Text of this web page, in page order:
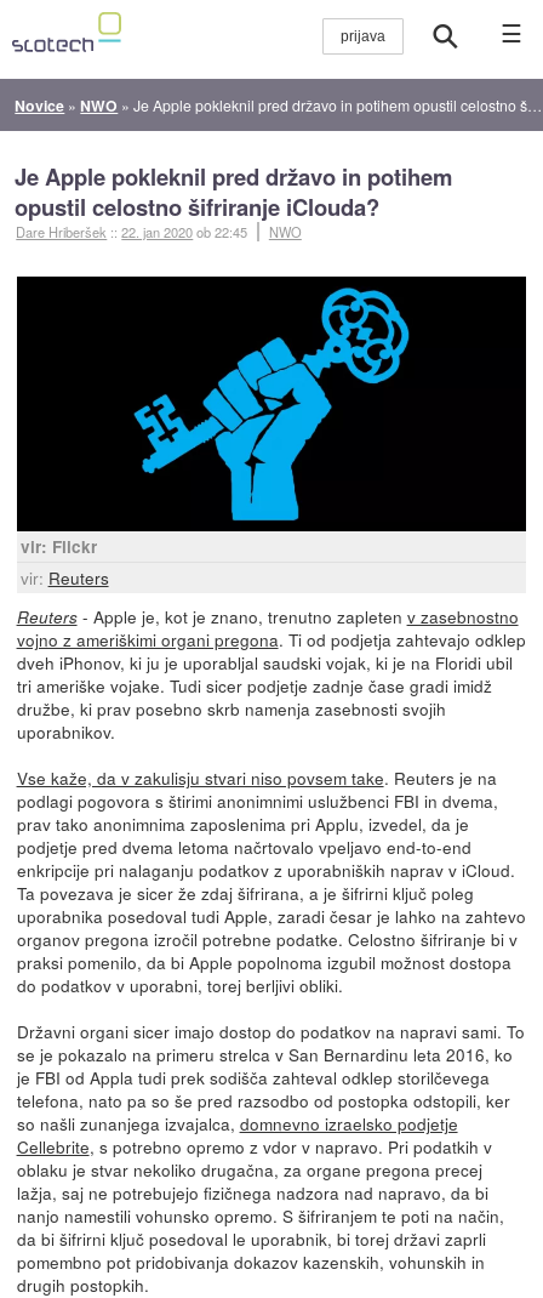
☰
Novice » NWO »Je Apple pokleknil pred državo in potihem opustil celostno šifriranje iClouda?
Je Apple pokleknil pred državo in potihem
opustil celostno šifriranje iClouda?
Dare Hriberšek ::22. jan 2020ob 22:45 NWO
vir: Flickr
vir: Reuters
Reuters- Apple je, kot je znano, trenutno zapleten v zasebnostno
vojno z ameriškimi organi pregona. Ti od podjetja zahtevajo odklep
dveh iPhonov, ki ju je uporabljal saudski vojak, ki je na Floridi ubil
tri ameriške vojake. Tudi sicer podjetje zadnje čase gradi imidž
družbe, ki prav posebno skrb namenja zasebnosti svojih
uporabnikov.
Vse kaže, da v zakulisju stvari niso povsem take. Reuters je na
podlagi pogovora s štirimi anonimnimi uslužbenci FBI in dvema,
prav tako anonimnima zaposlenima pri Applu, izvedel, da je
podjetje pred dvema letoma načrtovalo vpeljavo end-to-end
enkripcije pri nalaganju podatkov z uporabniških naprav v iCloud.
Ta povezava je sicer že zdaj šifrirana, a je šifrirni ključ poleg
uporabnika posedoval tudi Apple, zaradi česar je lahko na zahtevo
organov pregona izročil potrebne podatke. Celostno šifriranje bi v
praksi pomenilo, da bi Apple popolnoma izgubil možnost dostopa
do podatkov v uporabni, torej berljivi obliki.
Državni organi sicer imajo dostop do podatkov na napravi sami. To
se je pokazalo na primeru strelca v San Bernardinu leta 2016, ko
je FBI od Appla tudi prek sodišča zahteval odklep storilčevega
telefona, nato pa so še pred razsodbo od postopka odstopili, ker
so našli zunanjega izvajalca, domnevno izraelsko podjetje
Cellebrite, s potrebno opremo z vdor v napravo. Pri podatkih v
oblaku je stvar nekoliko drugačna, za organe pregona precej
lažja, saj ne potrebujejo fizičnega nadzora nad napravo, da bi
nanjo namestili vohunsko opremo. S šifriranjem te poti na način,
da bi šifrirni ključ posedoval le uporabnik, bi torej državi zaprli
pomembno pot pridobivanja dokazov kazenskih, vohunskih in
drugih postopkih.